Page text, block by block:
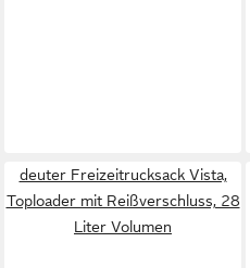
deuter Freizeitrucksack Vista,
Toploader mit Reißverschluss, 28
Liter Volumen